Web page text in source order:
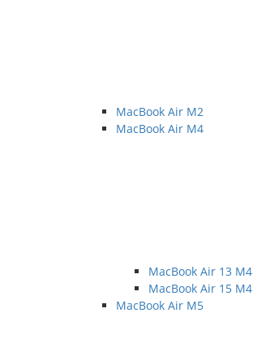
MacBook Air M2
MacBook Air M4
MacBook Air 13 M4
MacBook Air 15 M4
MacBook Air M5